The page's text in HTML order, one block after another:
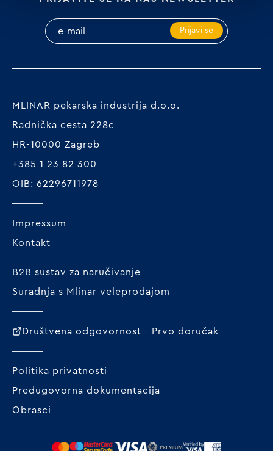
Prijavi se
MLINAR pekarska industrija d.o.o.
Radnička cesta 228c
HR-10000 Zagreb
+385 1 23 82 300
OIB: 62296711978
Impressum
Kontakt
B2B sustav za naručivanje
Suradnja s Mlinar veleprodajom
Društvena odgovornost - Prvo doručak
Politika privatnosti
Predugovorna dokumentacija
Obrasci